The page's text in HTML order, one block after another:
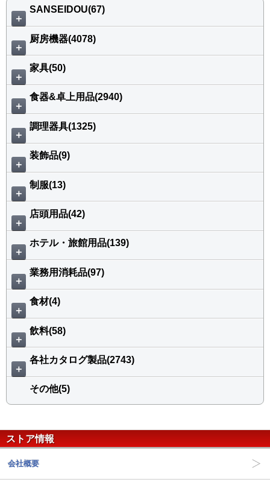
＋
SANSEIDOU(67)
＋
厨房機器(4078)
＋
家具(50)
＋
食器&卓上用品(2940)
＋
調理器具(1325)
＋
装飾品(9)
＋
制服(13)
＋
店頭用品(42)
＋
ホテル・旅館用品(139)
＋
業務用消耗品(97)
＋
食材(4)
＋
飲料(58)
＋
各社カタログ製品(2743)
その他(5)
ストア情報
会社概要